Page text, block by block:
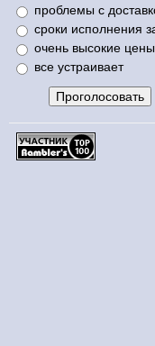
проблемы с
сроки исполнения
очень высокие цены
все устраивает